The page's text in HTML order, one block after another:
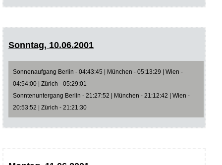
Sonntag, 10.06.2001
Sonnenaufgang Berlin - 04:43:45 | München - 05:13:29 | Wien -
04:54:00 | Zürich - 05:29:01
Sonntenuntergang Berlin - 21:27:52 | München - 21:12:42 | Wien -
20:53:52 | Zürich - 21:21:30